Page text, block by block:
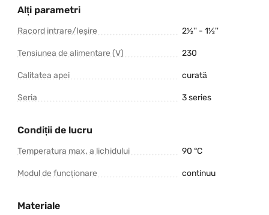
Alți parametri
Racord intrare/Ieșire 2½'' - 1½''
Tensiunea de alimentare (V) 230
Calitatea apei curată
Seria 3 series
Condiții de lucru
Temperatura max. a lichidului 90 °C
Modul de funcționare continuu
Materiale